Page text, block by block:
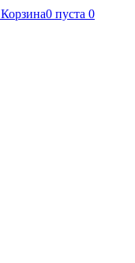
Корзина0 пуста 0